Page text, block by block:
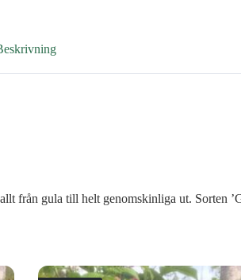
från gula till helt genomskinliga ut. Sorten